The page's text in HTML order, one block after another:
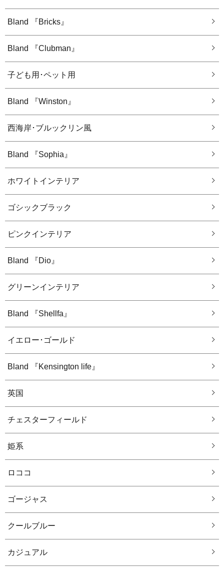
Bland 『Bricks』
Bland 『Clubman』
子ども用･ペット用
Bland 『Winston』
西海岸･ブルックリン風
Bland 『Sophia』
ホワイトインテリア
ゴシックブラック
ピンクインテリア
Bland 『Dio』
グリーンインテリア
Bland 『Shellfa』
イエロー･ゴールド
Bland 『Kensington life』
英国
チェスターフィールド
姫系
ロココ
ゴージャス
クールブルー
カジュアル